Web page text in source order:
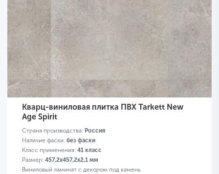
Кварц-виниловая плитка ПВХ Tarkett New
Age Spirit
Страна производства: Россия
Наличие фаски: без фаски
Класс применения: 41 класс
Размер: 457,2х457,2х2,1 мм
Виниловый ламинат с декором под камень